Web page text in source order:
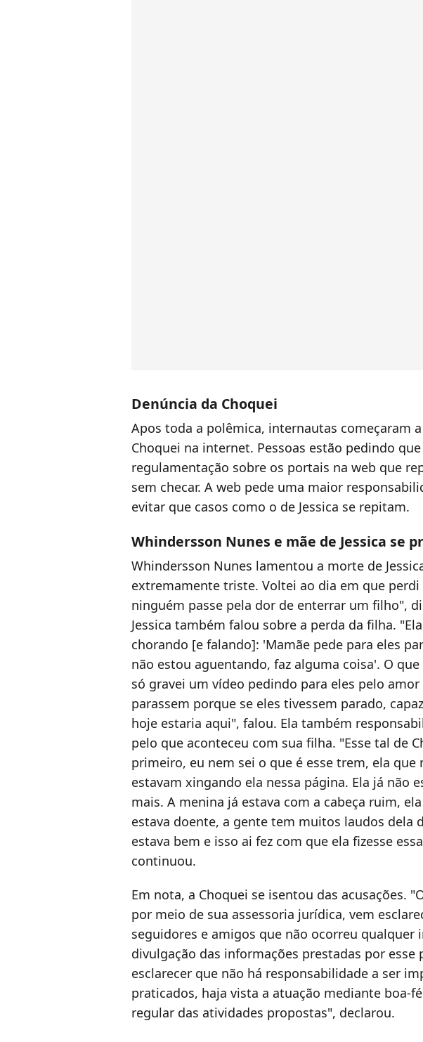
Denúncia da Choquei
Apos toda a polêmica, internautas começaram
Choquei na internet. Pessoas estão pedindo
regulamentação sobre os portais na web que
sem checar. A web pede uma maior
evitar que casos como o de Jessica se repitam.
Whindersson Nunes e mãe de Jessica se
Whindersson Nunes lamentou a morte de
extremamente triste. Voltei ao dia em que
ninguém passe pela dor de enterrar um filho",
Jessica também falou sobre a perda da filha.
chorando [e falando]: 'Mamãe pede para eles
não estou aguentando, faz alguma coisa'. O que
só gravei um vídeo pedindo para eles pelo amor
parassem porque se eles tivessem parado,
hoje estaria aqui", falou. Ela também
pelo que aconteceu com sua filha. "Esse tal de
primeiro, eu nem sei o que é esse trem, ela
estavam xingando ela nessa página. Ela já não
mais. A menina já estava com a cabeça ruim,
estava doente, a gente tem muitos laudos dela
estava bem e isso ai fez com que ela fizesse
continuou.
Em nota, a Choquei se isentou das acusações.
por meio de sua assessoria jurídica, vem
seguidores e amigos que não ocorreu qualquer
divulgação das informações prestadas por esse
esclarecer que não há responsabilidade a ser
praticados, haja vista a atuação mediante boa-
regular das atividades propostas", declarou.